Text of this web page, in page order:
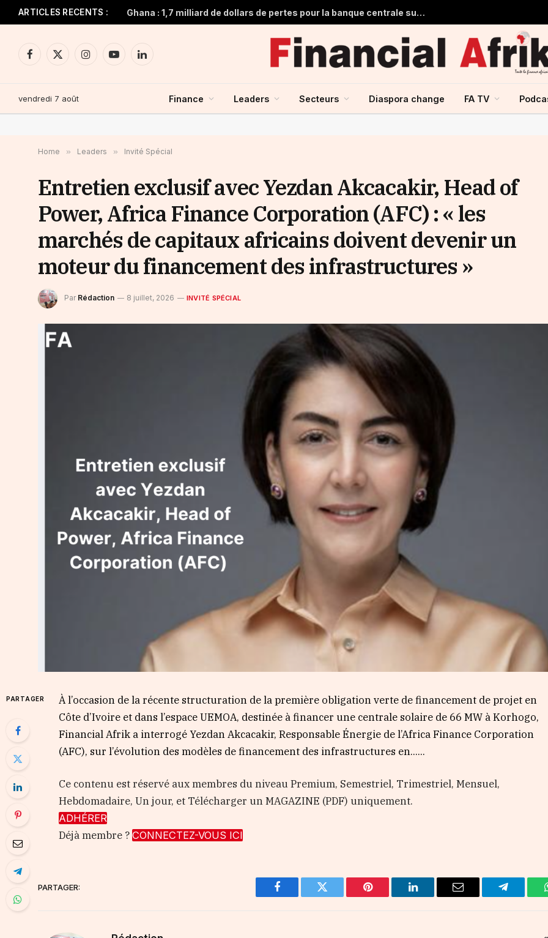
ARTICLES RECENTS : Ghana : 1,7 milliard de dollars de pertes pour la banque centrale sur ses achats d’or en 2025
Facebook
X
InstagramYouTubeLinkedIn
vendredi 7 août Finance Leaders Secteurs Diaspora change FA TV
Home » Leaders » Invité Spécial
Entretien exclusif avec Yezdan Akcacakir, Head of
Power, Africa Finance Corporation (AFC) : « les
marchés de capitaux africains doivent devenir un
moteur du financement des infrastructures »
Par Rédaction 8 juillet, 2026 INVITÉ SPÉCIAL
PARTAGER
À l’occasion de la récente structuration de la première obligation verte de financement de projet en
Côte d’Ivoire et dans l’espace UEMOA, destinée à financer une centrale solaire de 66 MW à Korhogo,
Financial Afrik a interrogé Yezdan Akcacakir, Responsable Énergie de l’Africa Finance Corporation
(AFC), sur l’évolution des modèles de financement des infrastructures en…...
Ce contenu est réservé aux membres du niveau Premium, Semestriel, Trimestriel, Mensuel,
Hebdomadaire, Un jour, et Télécharger un MAGAZINE (PDF) uniquement.
ADHÉRER
Déjà membre ?CONNECTEZ-VOUS ICI
PARTAGER:
Facebook Twitter Pinterest LinkedIn Email Telegram